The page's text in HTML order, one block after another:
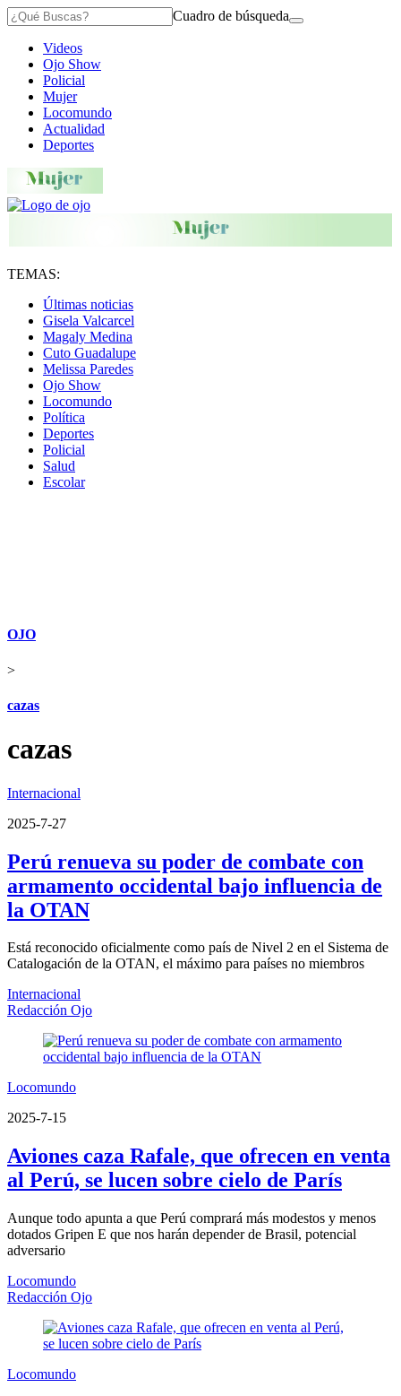
Cuadro de búsqueda
Videos
Ojo Show
Policial
Mujer
Locomundo
Actualidad
Deportes
TEMAS:
Últimas noticias
Gisela Valcarcel
Magaly Medina
Cuto Guadalupe
Melissa Paredes
Ojo Show
Locomundo
Política
Deportes
Policial
Salud
Escolar
OJO
>
cazas
cazas
Internacional
2025-7-27
Perú renueva su poder de combate con
armamento occidental bajo influencia de
la OTAN
Está reconocido oficialmente como país de Nivel 2 en el Sistema de
Catalogación de la OTAN, el máximo para países no miembros
Internacional
Redacción Ojo
Locomundo
2025-7-15
Aviones caza Rafale, que ofrecen en venta
al Perú, se lucen sobre cielo de París
Aunque todo apunta a que Perú comprará más modestos y menos
dotados Gripen E que nos harán depender de Brasil, potencial
adversario
Locomundo
Redacción Ojo
Locomundo